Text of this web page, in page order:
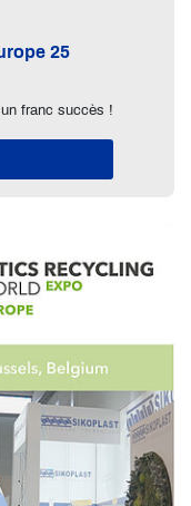
25
franc succès !